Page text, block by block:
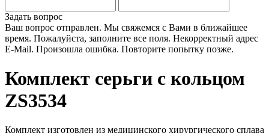
Задать вопрос
Ваш вопрос отправлен. Мы свяжемся с Вами в ближайшее
время. Пожалуйста, заполните все поля. Некорректный адрес
E-Mail. Произошла ошибка. Повторите попытку позже.
Комплект серьги с кольцом
ZS3534
Комплект изготовлен из медицинского хирургического сплава